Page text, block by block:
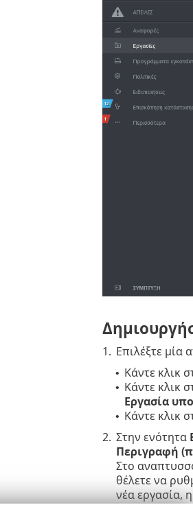
1. Επιλέξτε μία
• Κάντε κλικ
• Κάντε κλικ
Εργασία
• Κάντε κλικ
2. Στην ενότητα
Περιγραφή
Στο
θέλετε να
νέα εργασία, η
όλες τις